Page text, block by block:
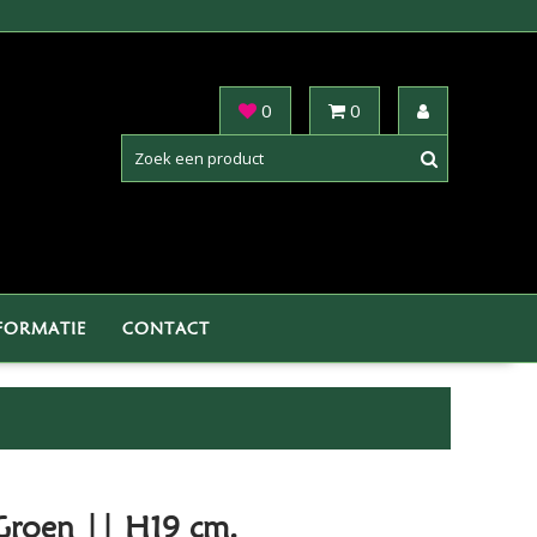
0 0
CONTACT
|| H19 cm.